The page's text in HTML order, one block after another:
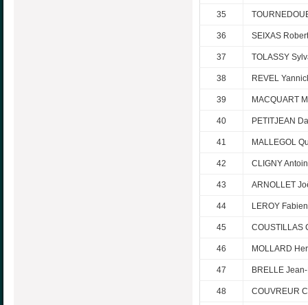
35
36 SEIXAS
37 TOLASSY
38 REVEL
39 MACQUART
40 PETITJEAN
41 MALLEGOL
42 CLIGNY
43 ARNOLLET
44 LEROY Fabien
45 COUSTILLAS
46 MOLLARD
47 BRELLE
48 COUVREUR